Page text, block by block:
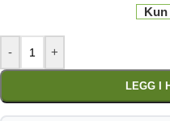
Kun
- +
LEGG I